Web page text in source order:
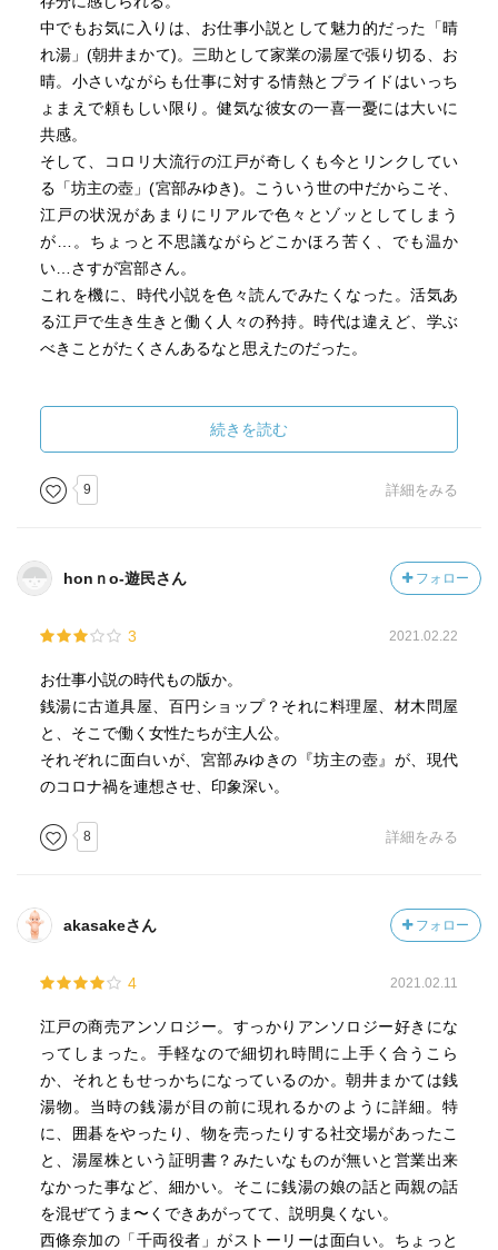
中でもお気に入りは、お仕事小説として魅力的だった「晴
れ湯」(朝井まかて)。三助として家業の湯屋で張り切る、お
晴。小さいながらも仕事に対する情熱とプライドはいっち
ょまえで頼もしい限り。健気な彼女の一喜一憂には大いに
共感。
そして、コロリ大流行の江戸が奇しくも今とリンクしてい
る「坊主の壺」(宮部みゆき)。こういう世の中だからこそ、
江戸の状況があまりにリアルで色々とゾッとしてしまう
が…。ちょっと不思議ながらどこかほろ苦く、でも温か
い…さすが宮部さん。
これを機に、時代小説を色々読んでみたくなった。活気あ
る江戸で生き生きと働く人々の矜持。時代は違えど、学ぶ
べきことがたくさんあるなと思えたのだった。
続きを読む
9 詳細をみる
honｎo-遊民さん フォロー
3 2021.02.22
お仕事小説の時代もの版か。
銭湯に古道具屋、百円ショップ？それに料理屋、材木問屋
と、そこで働く女性たちが主人公。
それぞれに面白いが、宮部みゆきの『坊主の壺』が、現代
のコロナ禍を連想させ、印象深い。
8 詳細をみる
akasakeさん フォロー
4 2021.02.11
江戸の商売アンソロジー。すっかりアンソロジー好きにな
ってしまった。手軽なので細切れ時間に上手く合うこら
か、それともせっかちになっているのか。朝井まかては銭
湯物。当時の銭湯が目の前に現れるかのように詳細。特
に、囲碁をやったり、物を売ったりする社交場があったこ
と、湯屋株という証明書？みたいなものが無いと営業出来
なかった事など、細かい。そこに銭湯の娘の話と両親の話
を混ぜてうま〜くできあがってて、説明臭くない。
西條奈加の「千両役者」がストーリーは面白い。ちょっと